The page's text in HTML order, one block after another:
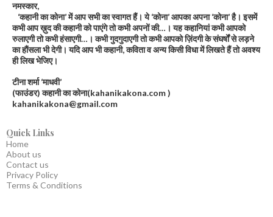
नमस्कार,
‘कहानी का कोना’ में आप सभी का स्वागत हैं। ये ‘कोना’ आपका अपना ‘कोना’ है। इसमें
कभी आप ख़ुद की कहानी को पाएंगे तो कभी अपनों की…। यह कहानियां कभी आपको
रुलाएगी तो कभी हंसाएगी…। कभी गुदगुदाएगी तो कभी आपको ज़िंदगी के संघर्षों से लड़ने
का हौंसला भी देगी। यदि आप भी कहानी, कविता व अन्य किसी विधा में लिखते हैं तो अवश्य
ही लिख भेजिए।
टीना शर्मा ‘माधवी’
(फाउंडर) कहानी का कोना(kahanikakona.com )
kahanikakona@gmail.com
Quick Links
Home
About us
Contact us
Privacy Policy
Terms & Conditions